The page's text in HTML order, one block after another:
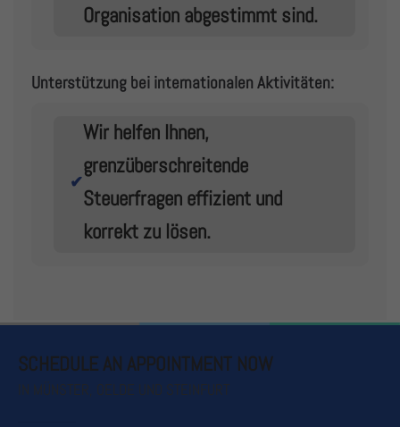
Organisation abgestimmt sind.
Unterstützung bei internationalen Aktivitäten:
✔
Wir helfen Ihnen,
grenzüberschreitende
Steuerfragen effizient und
korrekt zu lösen.
SCHEDULE AN APPOINTMENT NOW
IN MÜNSTER, OELDE UND STEINFURT